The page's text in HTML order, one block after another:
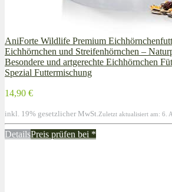
AniForte Wildlife Premium
Eichhörnchen und Streifenhörnchen –
Besondere und artgerechte Eichhörnchen
Spezial Futtermischung
14,90 €
inkl. 19% gesetzlicher MwSt. Zuletzt aktualisiert am: 6.
DetailsPreis prüfen bei *